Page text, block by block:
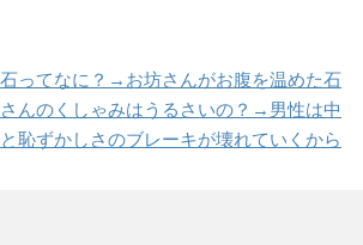
ってなに？→お坊さんがお腹を温めた石
んのくしゃみはうるさいの？→男性は中
恥ずかしさのブレーキが壊れていくから